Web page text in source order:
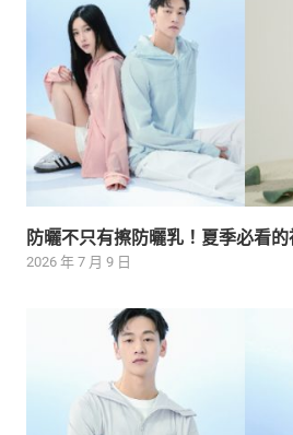
防曬不只有擦防曬乳！夏季必看
2026 年 7 月 9 日